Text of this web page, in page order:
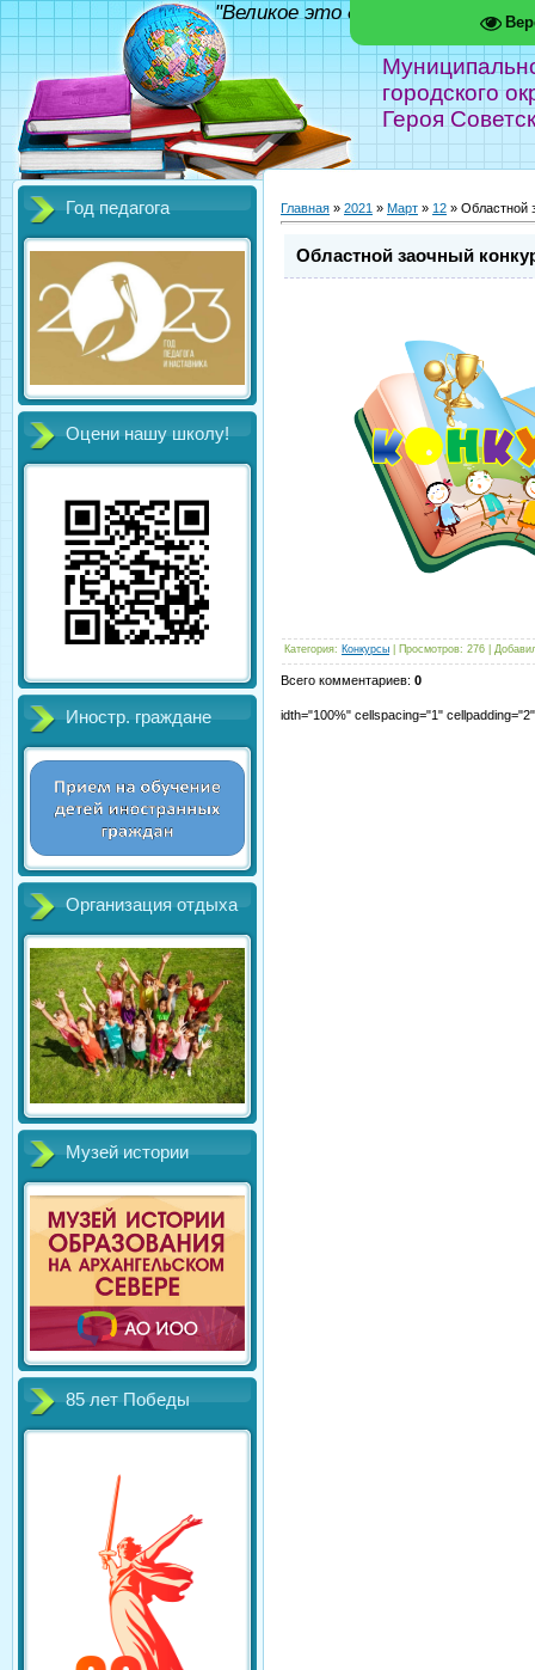
городского
Героя
"Великое это дело - школа!"
Год педагога
Оцени нашу школу!
Иностр. граждане
Организация отдыха
Музей истории
85 лет Победы
Главная » 2021 » Март » 12 » Областной
Областной заочный
Категория: Конкурсы Просмотров: 276
Всего комментариев: 0
idth="100%" cellspacing="1"